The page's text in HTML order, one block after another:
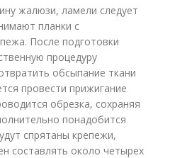
жалюзи, ламели следует
планки с
После подготовки
процедуру
обсыпание ткани
провести прижигание
обрезка, сохраняя
понадобится
спрятаны крепежи,
составлять около четырех